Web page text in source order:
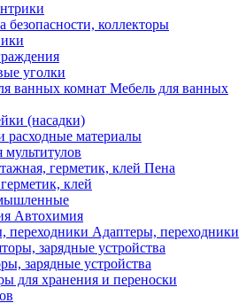
безопасности, коллекторы
уголки
Мебель для ванных
(насадки)
материалы
Пена
клей
Автохимия
Адаптеры, переходники
зарядные устройства